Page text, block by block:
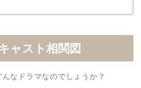
ャスト相関図
なドラマなのでしょうか？